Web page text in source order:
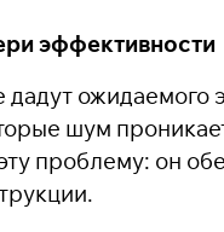
эффективности
ожидаемого
шум
проблему: он